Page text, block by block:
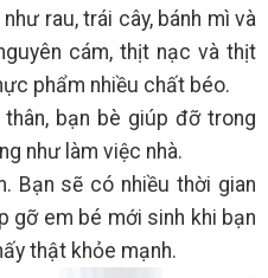
rau, trái cây, bánh mì và
cám, thịt nạc và thịt
phẩm nhiều chất béo.
bạn bè giúp đỡ trong
như làm việc nhà.
Bạn sẽ có nhiều thời gian
gỡ em bé mới sinh khi bạn
thật khỏe mạnh.